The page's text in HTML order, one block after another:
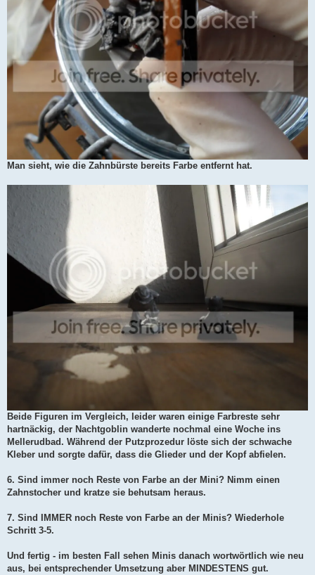
Man sieht, wie die Zahnbürste bereits Farbe entfernt hat.
Beide Figuren im Vergleich, leider waren einige Farbreste sehr
hartnäckig, der Nachtgoblin wanderte nochmal eine Woche ins
Mellerudbad. Während der Putzprozedur löste sich der schwache
Kleber und sorgte dafür, dass die Glieder und der Kopf abfielen.
6. Sind immer noch Reste von Farbe an der Mini? Nimm einen
Zahnstocher und kratze sie behutsam heraus.
7. Sind IMMER noch Reste von Farbe an der Minis? Wiederhole
Schritt 3-5.
Und fertig - im besten Fall sehen Minis danach wortwörtlich wie neu
aus, bei entsprechender Umsetzung aber MINDESTENS gut.